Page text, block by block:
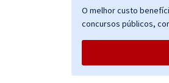
O melhor custo
concursos públicos,